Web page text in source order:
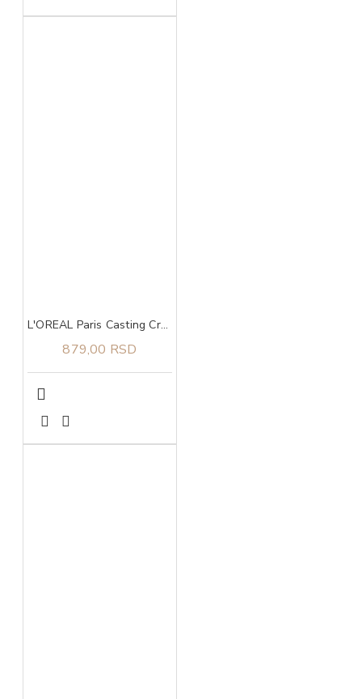
L'OREAL Paris Casting Creme Gloss boja za kosu 550
879,00 RSD